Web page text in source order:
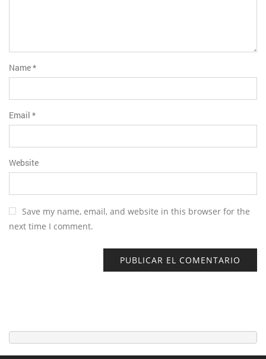
Name*
Email *
Website
Save my name, email, and website in this browser for the
next time I comment.